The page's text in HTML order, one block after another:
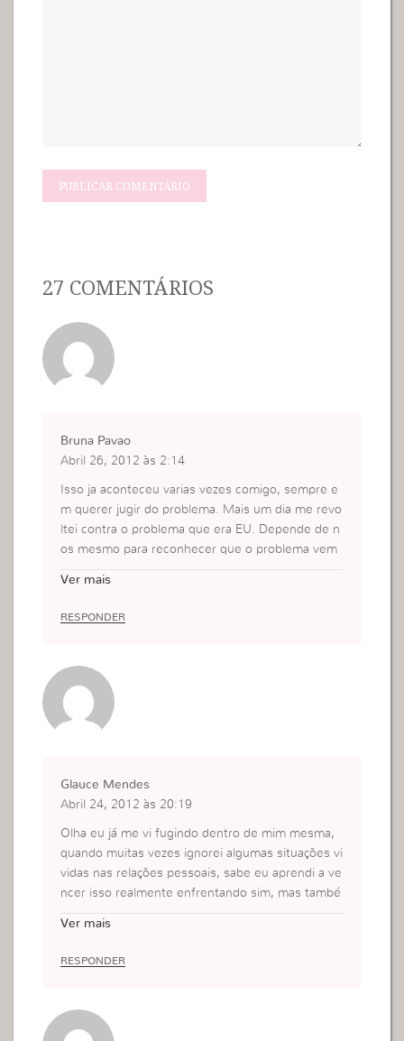
27 COMENTÁRIOS
Bruna Pavao
Abril 26, 2012 às 2:14
Isso ja aconteceu varias vezes comigo, sempre e
m querer jugir do problema. Mais um dia me revo
ltei contra o problema que era EU. Depende de n
os mesmo para reconhecer que o problema vem
Ver mais
RESPONDER
Glauce Mendes
Abril 24, 2012 às 20:19
Olha eu já me vi fugindo dentro de mim mesma,
quando muitas vezes ignorei algumas situações vi
vidas nas relações pessoais, sabe eu aprendi a ve
ncer isso realmente enfrentando sim, mas també
orque não tinha uma cabeça madura o suficiente
para resolver aquilo dentro de mim. Mas hoje ? E
Ver mais
RESPONDER